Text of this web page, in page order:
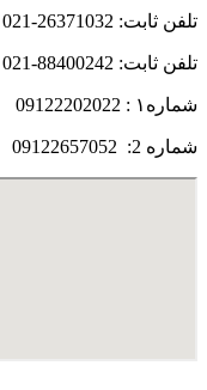
تلفن ثابت: 26371032-021
تلفن ثابت: 88400242-021
شماره۱ : 09122202022
شماره 2: 09122657052